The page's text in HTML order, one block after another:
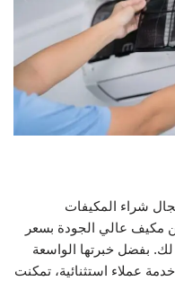
شراء المكيفات
مكيف عالي الجودة بسعر
لك. بفضل خبرتها الواسعة
عملاء استثنائية، تمكنت